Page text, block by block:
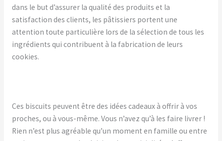
dans le but d’assurer la qualité des produits et la
satisfaction des clients, les pâtissiers portent une
attention toute particulière lors de la sélection de tous les
ingrédients qui contribuent à la fabrication de leurs
cookies.
Ces biscuits peuvent être des idées cadeaux à offrir à vos
proches, ou à vous-même. Vous n’avez qu’à les faire livrer !
Rien n’est plus agréable qu’un moment en famille ou entre